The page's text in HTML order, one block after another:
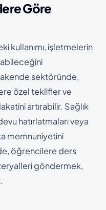
Göre
kullanımı, işletmelerin
sektöründe,
özel teklifler ve
artırabilir. Sağlık
hatırlatmaları veya
memnuniyetini
öğrencilere ders
göndermek,